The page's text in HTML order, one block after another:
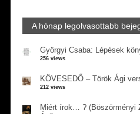
A hónap legolvasottabb
Györgyi Csaba: Lépések
256 views
KÖVESEDŐ – Török Ági
212 views
Miért írok… ? (Böszörményi